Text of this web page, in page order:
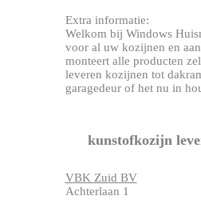
Extra informatie:
Welkom bij Windows
voor al uw kozijnen en
monteert alle producten
leveren kozijnen tot
garagedeur of het nu in
kunstofkozijn
VBK Zuid BV
Achterlaan 1